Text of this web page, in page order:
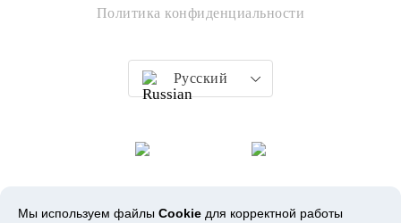
Политика конфиденциальности
Русский
Мы используем файлы Cookie для корректной работы